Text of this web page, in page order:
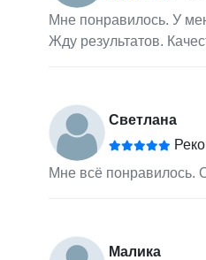
Мне понравилось. У
Жду результатов.
Светлана
Мне всё понравилось.
Малика